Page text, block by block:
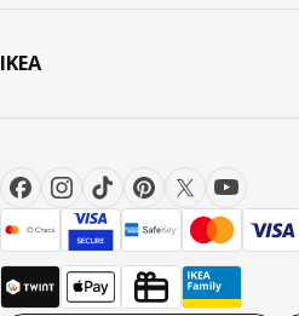
IKEA